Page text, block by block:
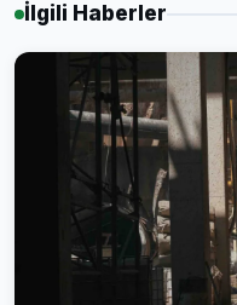
İlgili Haberler